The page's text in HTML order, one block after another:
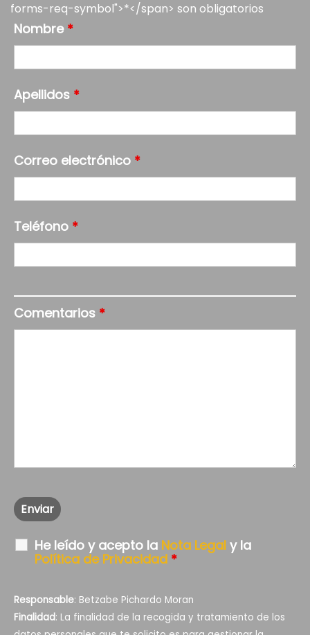
forms-req-symbol">*</span> son obligatorios
Nombre *
Apellidos *
Correo electrónico *
Teléfono *
Comentarios *
He leído y acepto la Nota Legal y la
Política de Privacidad *
Responsable: Betzabe Pichardo Moran
Finalidad: La finalidad de la recogida y tratamiento de los